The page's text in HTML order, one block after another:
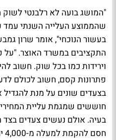
"המושג בועה לא רלבנטי לשוק
בעשור הנוכחי", אומר שרון
התקציבים במשרד האוצר. "על
וירידות כמו בכל שוק. חשוב
פתרונות קסם, חשוב לכולם
בצעדים שונים על מנת להגדיל
חוששים שמגמת עליית
בעיה. אולם נעשים צעדים בצד